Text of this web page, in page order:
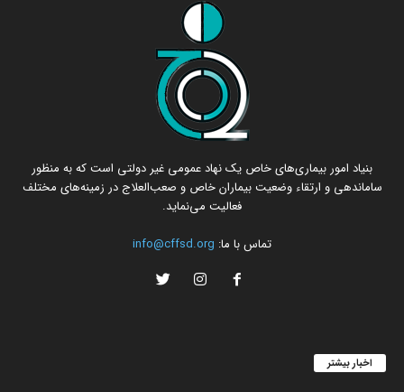
بنیاد امور بیماری‌های خاص یک نهاد عمومی غیر دولتی است که به منظور
ساماندهی و ارتقاء وضعیت بیماران خاص و صعب‌العلاج در زمینه‌های مختلف
فعالیت می‌نماید.
تماس با ما: info@cffsd.org
اخبار بیشتر